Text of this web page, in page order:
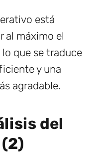
está
al máximo el
que se traduce
y una
agradable.
del